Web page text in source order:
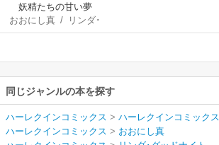
妖精たちの甘い夢
おおにし真 /
リンダ･
グッドナイト
同じジャンルの本を探す
ハーレクインコミックス > ハーレクインコミックス
ハーレクインコミックス > おおにし真